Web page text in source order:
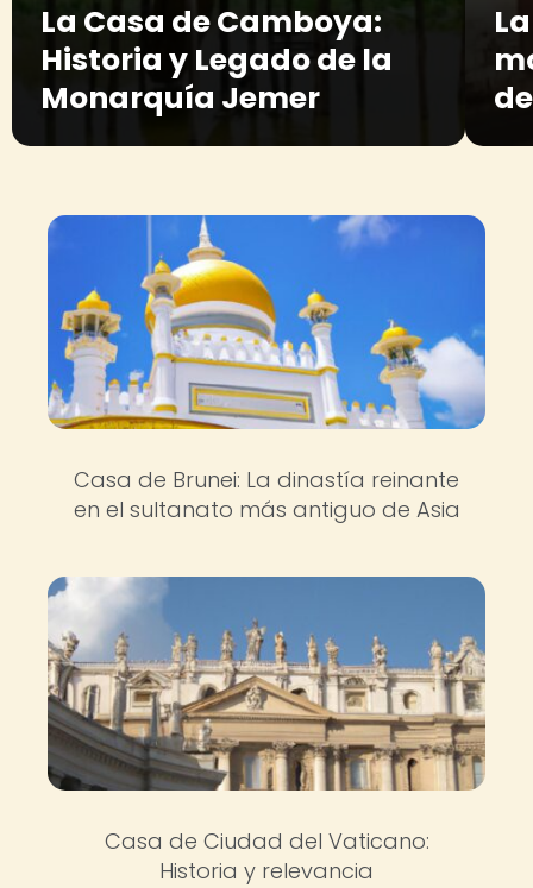
La Casa de Camboya:
Historia y Legado de la
Monarquía Jemer
Casa de Brunei: La dinastía reinante
en el sultanato más antiguo de Asia
Casa de Ciudad del Vaticano:
Historia y relevancia